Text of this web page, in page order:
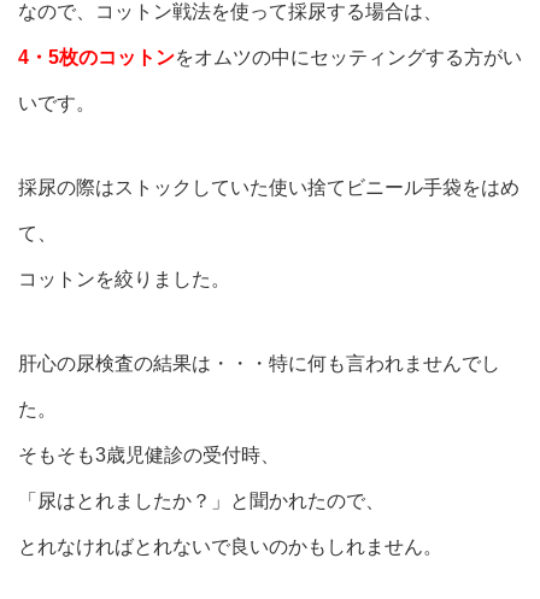
なので、コットン戦法を使って採尿する場合は、
4・5枚のコットンをオムツの中にセッティングする方がい
いです。
採尿の際はストックしていた使い捨てビニール手袋をはめ
て、
コットンを絞りました。
肝心の尿検査の結果は・・・特に何も言われませんでし
た。
そもそも3歳児健診の受付時、
「尿はとれましたか？」と聞かれたので、
とれなければとれないで良いのかもしれません。